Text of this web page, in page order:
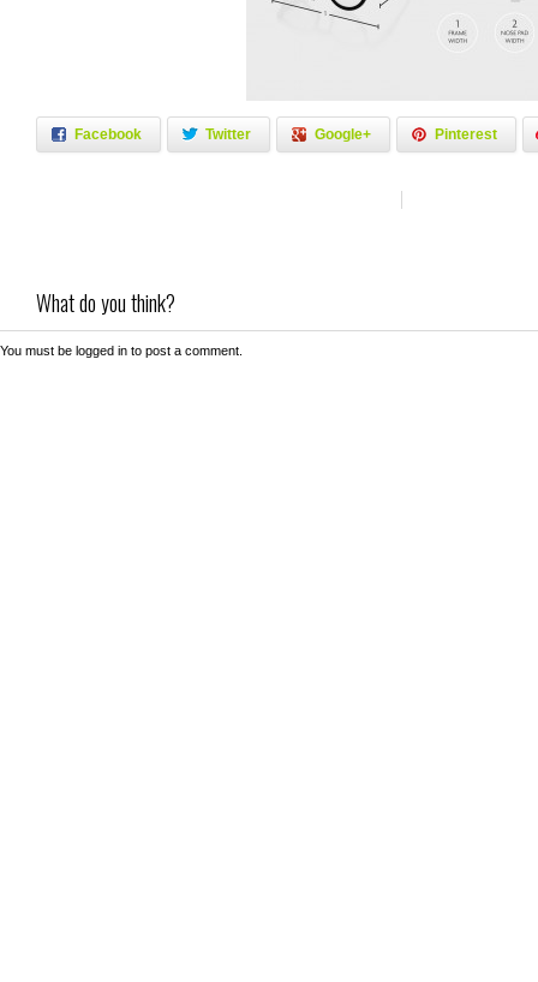
Facebook Twitter Google+ Pinterest
What do you think?
You must be logged in to post a comment.